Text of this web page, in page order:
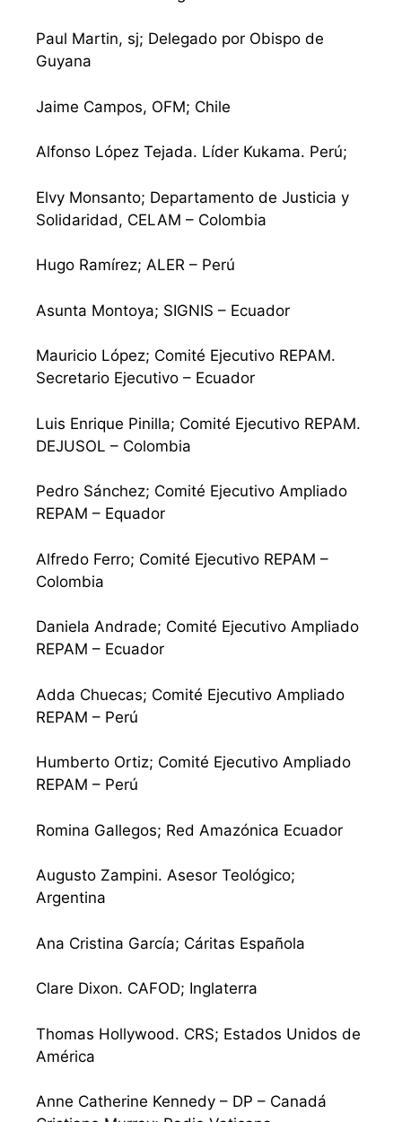
Paul Martin, sj; Delegado por Obispo de
Guyana
Jaime Campos, OFM; Chile
Alfonso López Tejada. Líder Kukama. Perú;
Elvy Monsanto; Departamento de Justicia y
Solidaridad, CELAM – Colombia
Hugo Ramírez; ALER – Perú
Asunta Montoya; SIGNIS – Ecuador
Mauricio López; Comité Ejecutivo REPAM.
Secretario Ejecutivo – Ecuador
Luis Enrique Pinilla; Comité Ejecutivo REPAM.
DEJUSOL – Colombia
Pedro Sánchez; Comité Ejecutivo Ampliado
REPAM – Equador
Alfredo Ferro; Comité Ejecutivo REPAM –
Colombia
Daniela Andrade; Comité Ejecutivo Ampliado
REPAM – Ecuador
Adda Chuecas; Comité Ejecutivo Ampliado
REPAM – Perú
Humberto Ortiz; Comité Ejecutivo Ampliado
REPAM – Perú
Romina Gallegos; Red Amazónica Ecuador
Augusto Zampini. Asesor Teológico;
Argentina
Ana Cristina García; Cáritas Española
Clare Dixon. CAFOD; Inglaterra
Thomas Hollywood. CRS; Estados Unidos de
América
Anne Catherine Kennedy – DP – Canadá